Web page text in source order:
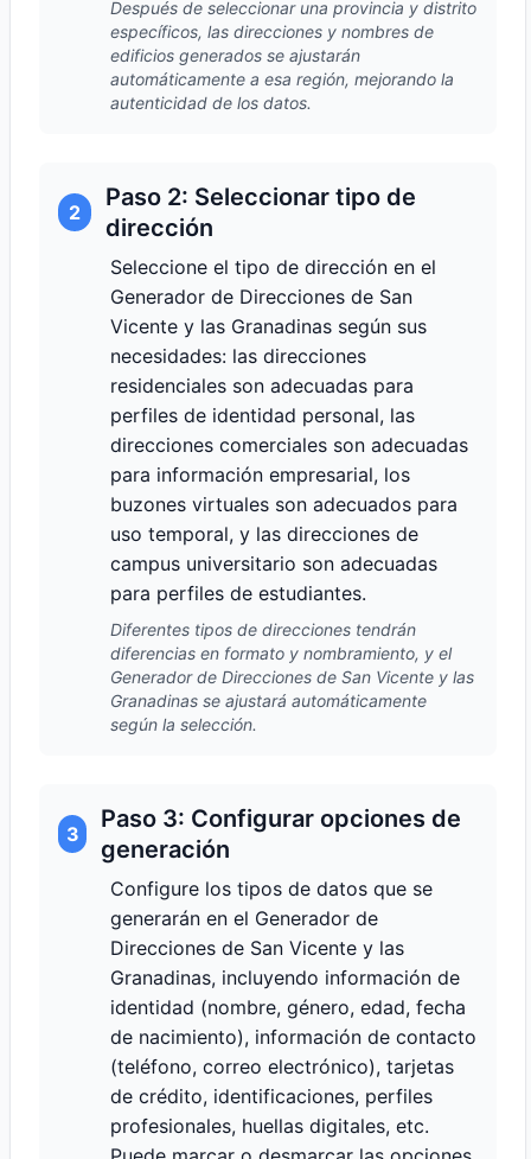
Después de seleccionar una provincia y distrito
específicos, las direcciones y nombres de
edificios generados se ajustarán
automáticamente a esa región, mejorando la
autenticidad de los datos.
2
Paso 2: Seleccionar tipo de
dirección
Seleccione el tipo de dirección en el
Generador de Direcciones de San
Vicente y las Granadinas según sus
necesidades: las direcciones
residenciales son adecuadas para
perfiles de identidad personal, las
direcciones comerciales son adecuadas
para información empresarial, los
buzones virtuales son adecuados para
uso temporal, y las direcciones de
campus universitario son adecuadas
para perfiles de estudiantes.
Diferentes tipos de direcciones tendrán
diferencias en formato y nombramiento, y el
Generador de Direcciones de San Vicente y las
Granadinas se ajustará automáticamente
según la selección.
3
Paso 3: Configurar opciones de
generación
Configure los tipos de datos que se
generarán en el Generador de
Direcciones de San Vicente y las
Granadinas, incluyendo información de
identidad (nombre, género, edad, fecha
de nacimiento), información de contacto
(teléfono, correo electrónico), tarjetas
de crédito, identificaciones, perfiles
profesionales, huellas digitales, etc.